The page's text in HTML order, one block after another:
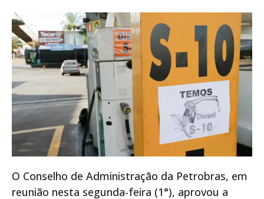
O Conselho de Administração da Petrobras, em
reunião nesta segunda-feira (1°), aprovou a